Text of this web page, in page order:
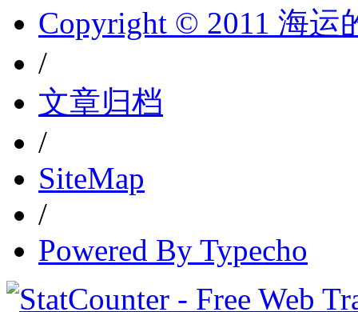
Copyright © 2011 海运
/
文章归档
/
SiteMap
/
Powered By Typecho